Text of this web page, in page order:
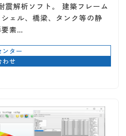
震解析ソフト。 建築フレーム
ェル、橋梁、タンク等の静
要素…
ター
せ